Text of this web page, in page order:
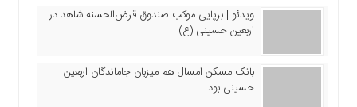
ویدئو | برپایی موکب صندوق قرض‌الحسنه شاهد در
اربعین حسینی (ع)
بانک مسکن امسال هم میزبان جاماندگان اربعین
حسینی بود